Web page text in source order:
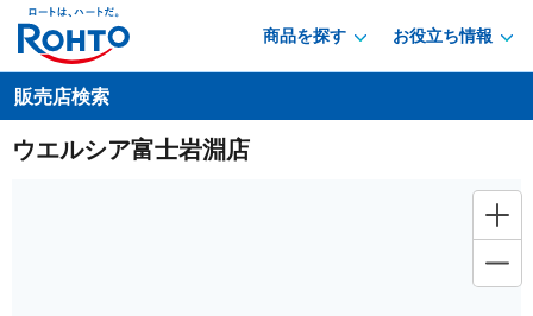
商品を探す お役立ち情報
販売店検索
ウエルシア富士岩淵店